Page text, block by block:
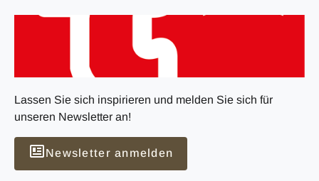
Lassen Sie sich inspirieren und melden Sie sich für
unseren Newsletter an!
Newsletter anmelden